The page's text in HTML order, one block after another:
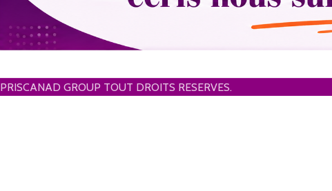
PRISCANAD GROUP TOUT DROITS RESERVES.